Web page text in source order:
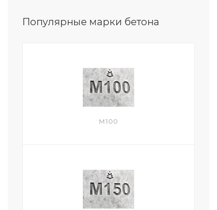
Популярные марки бетона
М100